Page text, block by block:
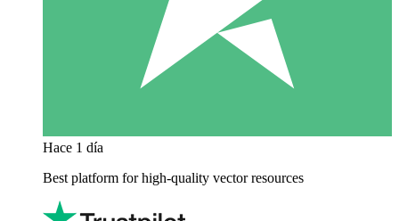
Hace 1 día
Best platform for high-quality vector resources